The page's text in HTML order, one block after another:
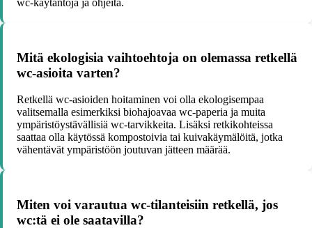
Mitä ekologisia vaihtoehtoja on olemassa retkellä
wc-asioita varten?
Retkellä wc-asioiden hoitaminen voi olla ekologisempaa
valitsemalla esimerkiksi biohajoavaa wc-paperia ja muita
ympäristöystävällisiä wc-tarvikkeita. Lisäksi retkikohteissa
saattaa olla käytössä kompostoivia tai kuivakäymälöitä, jotka
vähentävät ympäristöön joutuvan jätteen määrää.
Miten voi varautua wc-tilanteisiin retkellä, jos
wc:tä ei ole saatavilla?